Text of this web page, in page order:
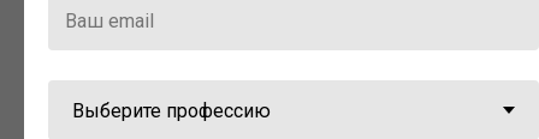
победителем премии «Время